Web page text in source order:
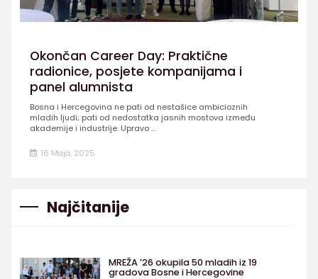
Okončan Career Day: Praktične
radionice, posjete kompanijama i
panel alumnista
Bosna i Hercegovina ne pati od nestašice ambicioznih
mladih ljudi; pati od nedostatka jasnih mostova između
akademije i industrije. Upravo ...
16 Maja, 2025
Najčitanije
MREŽA ’26 okupila 50 mladih iz 19
gradova Bosne i Hercegovine